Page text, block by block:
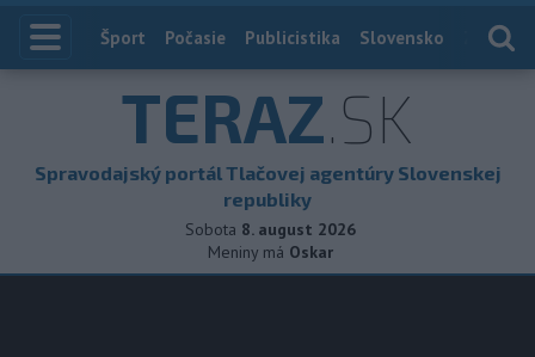
Index
Šport Počasie Publicistika Slovensko
TERAZ.SK
Spravodajský portál Tlačovej agentúry Slovenskej
republiky
Sobota 8. august 2026
Meniny má Oskar